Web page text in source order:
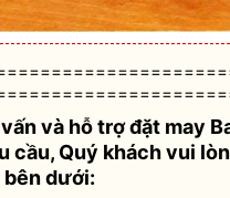
và hỗ trợđặt may
cầu, Quý khách vui
dưới: